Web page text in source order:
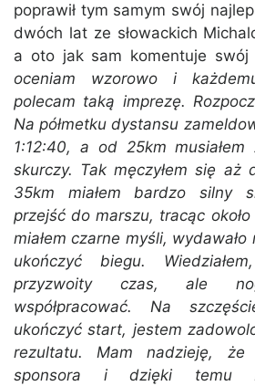
poprawił tym samym swój
dwóch lat ze słowackich
a oto jak sam komentuje swój
oceniam wzorowo i
polecam taką imprezę.
Na półmetku dystansu
1:12:40, a od 25km
skurczy. Tak męczyłem się aż
35km miałem bardzo silny
przejść do marszu, tracąc
miałem czarne myśli,
ukończyć biegu.
przyzwoity czas, ale
współpracować. Na
ukończyć start, jestem
rezultatu. Mam nadzieję,
sponsora i dzięki temu